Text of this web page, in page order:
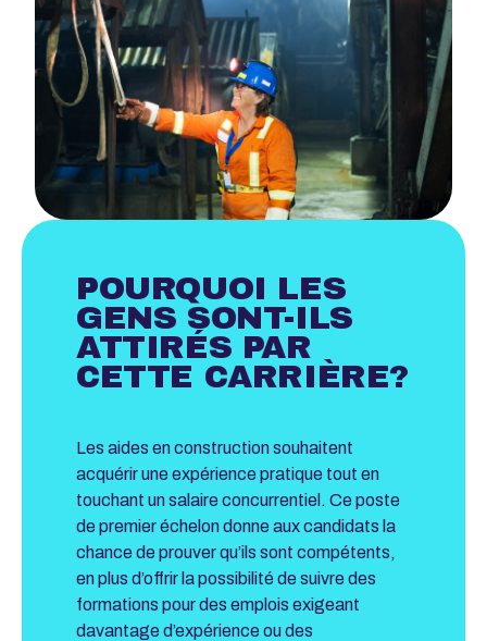
POURQUOI LES
GENS SONT-ILS
ATTIRÉS PAR
CETTE CARRIÈRE?
Les aides en construction souhaitent
acquérir une expérience pratique tout en
touchant un salaire concurrentiel. Ce poste
de premier échelon donne aux candidats la
chance de prouver qu’ils sont compétents,
en plus d’offrir la possibilité de suivre des
formations pour des emplois exigeant
davantage d’expérience ou des